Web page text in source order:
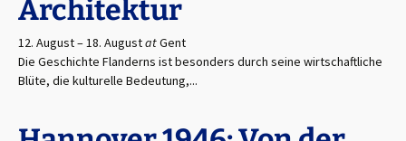
Architektur
12. August–18. AugustatGent
Die Geschichte Flanderns ist besonders durch seine wirtschaftliche
Blüte, die kulturelle Bedeutung,...